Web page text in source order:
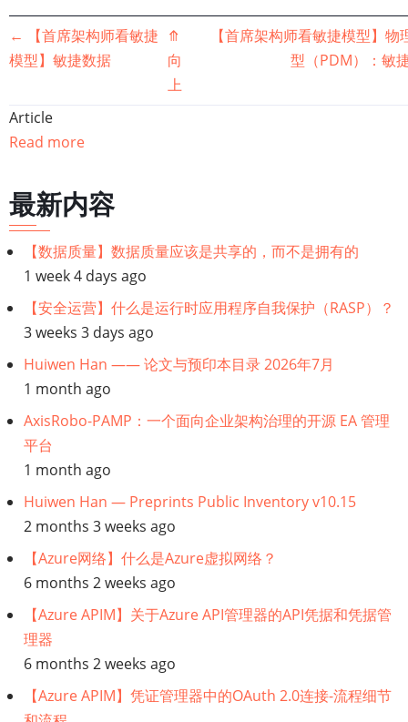
书
籍
遍
链
接：
【首
席
架
构
师
看
敏
捷
模
型】
核
←
【首席架构师看敏捷
模型】敏捷数据
⤊
向
上
【首席架构师看敏捷模型】物
型（PDM）：敏
Article
Read more
最新内容
【数据质量】数据质量应该是共享的，而不是拥有的
1 week 4 days ago
【安全运营】什么是运行时应用程序自我保护（RASP）？
3 weeks 3 days ago
Huiwen Han —— 论文与预印本目录 2026年7月
1 month ago
AxisRobo-PAMP：一个面向企业架构治理的开源 EA 管理
平台
1 month ago
Huiwen Han — Preprints Public Inventory v10.15
2 months 3 weeks ago
【Azure网络】什么是Azure虚拟网络？
6 months 2 weeks ago
【Azure APIM】关于Azure API管理器的API凭据和凭据管
理器
6 months 2 weeks ago
【Azure APIM】凭证管理器中的OAuth 2.0连接-流程细节